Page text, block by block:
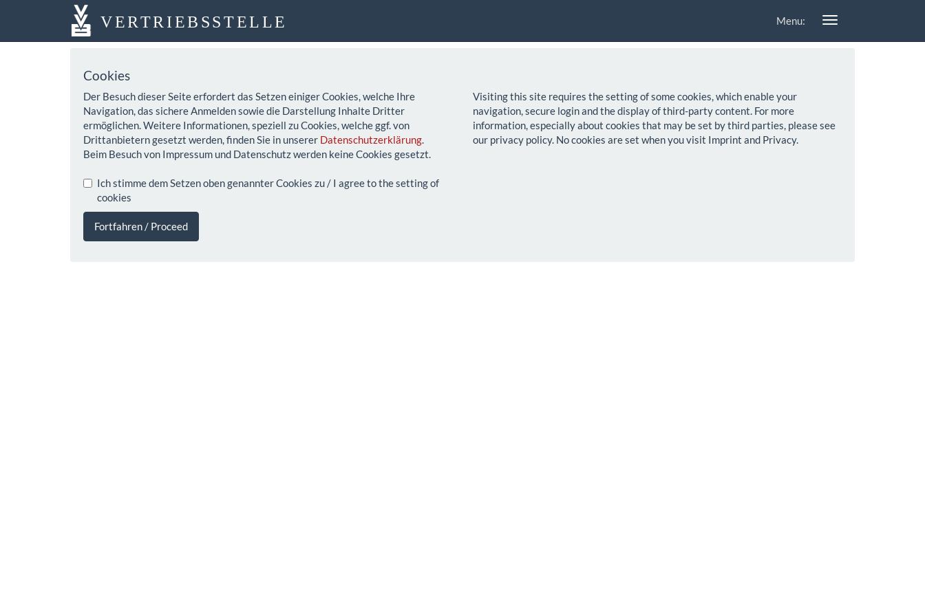
VERTRIEBSSTELLE Menu:
Cookies
Der Besuch dieser Seite erfordert das Setzen einiger Cookies, welche Ihre
Navigation, das sichere Anmelden sowie die Darstellung Inhalte Dritter
ermöglichen. Weitere Informationen, speziell zu Cookies, welche ggf. von
Drittanbietern gesetzt werden, finden Sie in unserer Datenschutzerklärung.
Beim Besuch von Impressum und Datenschutz werden keine Cookies gesetzt.
Ich stimme dem Setzen oben genannter Cookies zu / I agree to the setting of
cookies
Fortfahren / Proceed
Visiting this site requires the setting of some cookies, which enable your
navigation, secure login and the display of third-party content. For more
information, especially about cookies that may be set by third parties, please see
our privacy policy. No cookies are set when you visit Imprint and Privacy.